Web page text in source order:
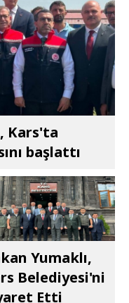
Kars'ta
başlattı
Yumaklı,
Belediyesi'ni
Etti